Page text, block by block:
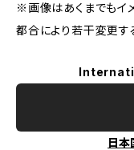
※画像はあくまでもイ
都合により若干変更す
日本